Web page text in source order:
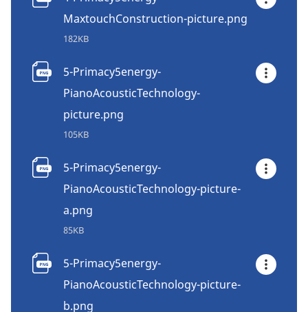
MaxtouchConstruction-picture.png
182KB
5-Primacy5energy-
PianoAcousticTechnology-
picture.png
105KB
5-Primacy5energy-
PianoAcousticTechnology-picture-
a.png
85KB
5-Primacy5energy-
PianoAcousticTechnology-picture-
b.png